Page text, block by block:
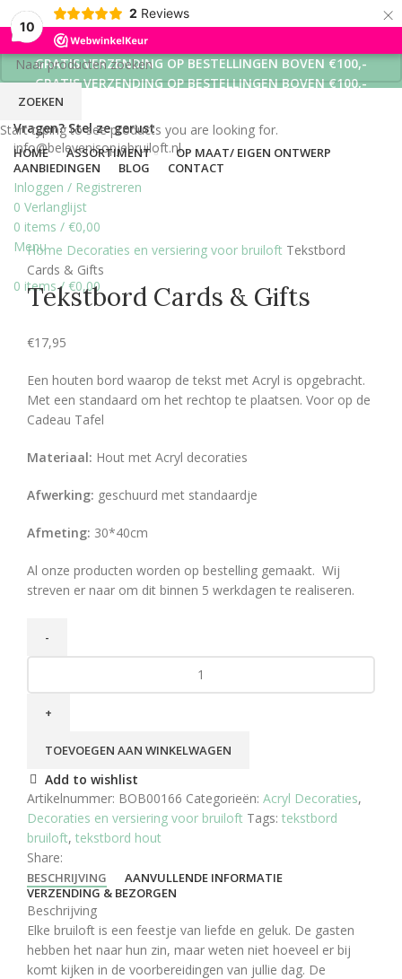
10
2 Reviews ×
GRATIS VERZENDING OP BESTELLINGEN BOVEN €100,-
GRATIS VERZENDING OP BESTELLINGEN BOVEN €100,-
GRATIS VERZENDING OP BESTELLINGEN BOVEN €100,-
Vragen? Stel ze gerust
info@belevenisopjebruiloft.nl
Inloggen / Registreren
0 Verlanglijst
0 items / €0,00
Menu
0 items / €0,00
HOME ASSORTIMENT
OP MAAT/ EIGEN ONTWERP
AANBIEDINGEN
BLOG CONTACT
Click to enlarge
Home Decoraties en versiering voor bruiloft Tekstbord
Cards & Gifts
Tekstbord Cards & Gifts
€17,95
Een houten bord waarop de tekst met Acryl is opgebracht.
Met een standaard om het rechtop te plaatsen. Voor op de
Cadeau Tafel
Materiaal: Hout met Acryl decoraties
Afwerking: geschuurd met standaardje
Afmeting: 30*40cm
Al onze producten worden op bestelling gemaakt. Wij
streven er naar om dit binnen 5 werkdagen te realiseren.
TOEVOEGEN AAN WINKELWAGEN
Add to wishlist
Artikelnummer: BOB00166 Categorieën: Acryl Decoraties,
Decoraties en versiering voor bruiloft Tags: tekstbord
bruiloft, tekstbord hout
Share:
BESCHRIJVING
AANVULLENDE INFORMATIE
VERZENDING & BEZORGEN
Beschrijving
Elke bruiloft is een feestje van liefde en geluk. De gasten
hebben het naar hun zin, maar weten niet hoeveel er bij
komt kijken in de voorbereidingen van jullie dag. De
ZOEKEN
Start typing to see products you are looking for.